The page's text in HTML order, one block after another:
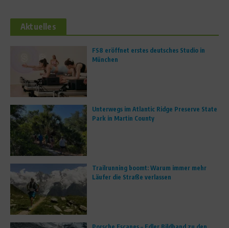
Aktuelles
FS8 eröffnet erstes deutsches Studio in
München
Unterwegs im Atlantic Ridge Preserve State
Park in Martin County
Trailrunning boomt: Warum immer mehr
Läufer die Straße verlassen